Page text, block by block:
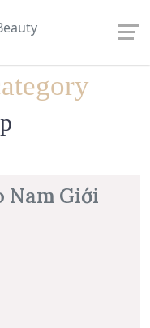
Nam Giới